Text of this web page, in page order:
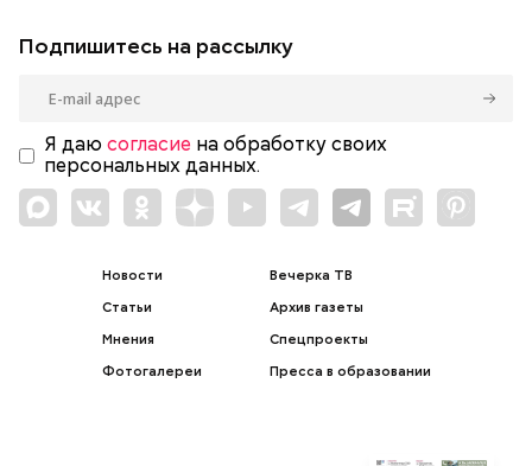
Подпишитесь на рассылку
Я даю согласие на обработку своих
персональных данных.
Новости
Статьи
Мнения
Фотогалереи
Вечерка ТВ
Архив газеты
Спецпроекты
Пресса в образовании